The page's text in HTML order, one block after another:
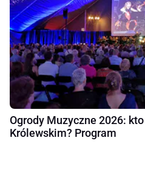
Ogrody Muzyczne 2026:
Królewskim? Program